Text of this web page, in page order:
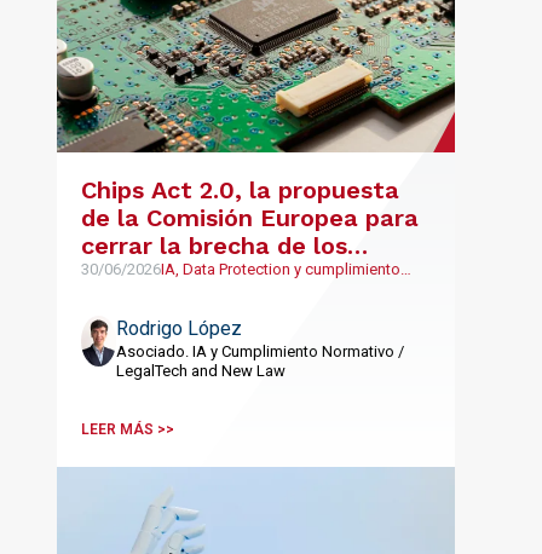
Chips Act 2.0, la propuesta
de la Comisión Europea para
cerrar la brecha de los
semiconductores
30/06/2026IA, Data Protection y cumplimiento
Rodrigo López
Asociado. IA y Cumplimiento Normativo /
LegalTech and New Law
LEER MÁS >>